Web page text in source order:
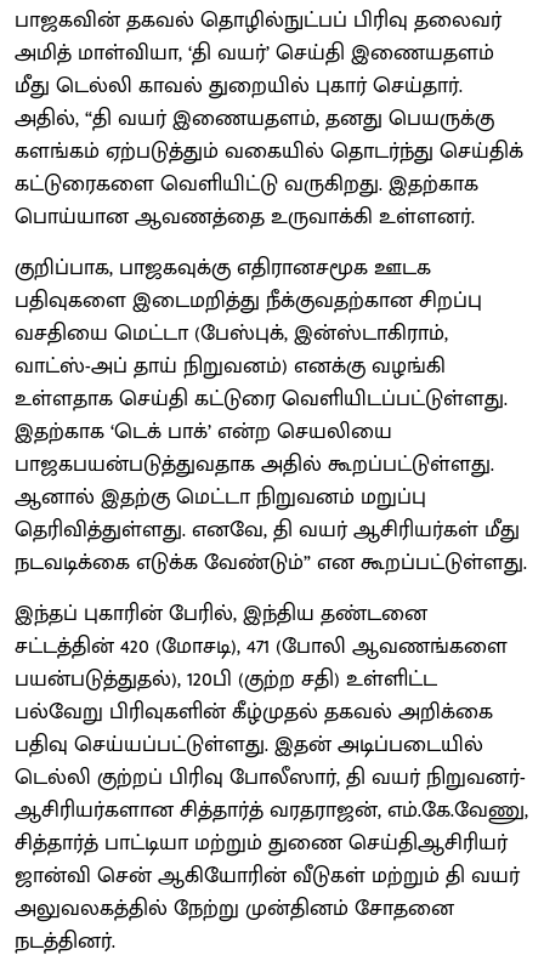
பாஜகவின் தகவல் தொழில்நுட்பப் பிரிவு தலைவர்
அமித் மாள்வியா, ‘தி வயர்’ செய்தி இணையதளம்
மீது டெல்லி காவல் துறையில் புகார் செய்தார்.
அதில், “தி வயர் இணையதளம், தனது பெயருக்கு
களங்கம் ஏற்படுத்தும் வகையில் தொடர்ந்து செய்திக்
கட்டுரைகளை வெளியிட்டு வருகிறது. இதற்காக
பொய்யான ஆவணத்தை உருவாக்கி உள்ளனர்.
குறிப்பாக, பாஜகவுக்கு எதிரானசமூக ஊடக
பதிவுகளை இடைமறித்து நீக்குவதற்கான சிறப்பு
வசதியை மெட்டா (பேஸ்புக், இன்ஸ்டாகிராம்,
வாட்ஸ்-அப் தாய் நிறுவனம்) எனக்கு வழங்கி
உள்ளதாக செய்தி கட்டுரை வெளியிடப்பட்டுள்ளது.
இதற்காக ‘டெக் பாக்’ என்ற செயலியை
பாஜகபயன்படுத்துவதாக அதில் கூறப்பட்டுள்ளது.
ஆனால் இதற்கு மெட்டா நிறுவனம் மறுப்பு
தெரிவித்துள்ளது. எனவே, தி வயர் ஆசிரியர்கள் மீது
நடவடிக்கை எடுக்க வேண்டும்” என கூறப்பட்டுள்ளது.
இந்தப் புகாரின் பேரில், இந்திய தண்டனை
சட்டத்தின் 420 (மோசடி), 471 (போலி ஆவணங்களை
பயன்படுத்துதல்), 120பி (குற்ற சதி) உள்ளிட்ட
பல்வேறு பிரிவுகளின் கீழ்முதல் தகவல் அறிக்கை
பதிவு செய்யப்பட்டுள்ளது. இதன் அடிப்படையில்
டெல்லி குற்றப் பிரிவு போலீஸார், தி வயர் நிறுவனர்-
ஆசிரியர்களான சித்தார்த் வரதராஜன், எம்.கே.வேணு,
சித்தார்த் பாட்டியா மற்றும் துணை செய்திஆசிரியர்
ஜான்வி சென் ஆகியோரின் வீடுகள் மற்றும் தி வயர்
அலுவலகத்தில் நேற்று முன்தினம் சோதனை
நடத்தினர்.